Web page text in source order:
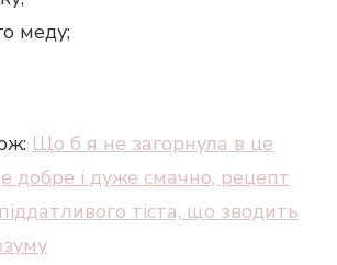
меду;
Що б я не загорнула в це
добре і дуже смачно, рецепт
тіста, що зводить